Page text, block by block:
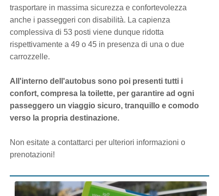
trasportare in massima sicurezza e confortevolezza
anche i passeggeri con disabilità. La capienza
complessiva di 53 posti viene dunque ridotta
rispettivamente a 49 o 45 in presenza di una o due
carrozzelle.
All'interno dell'autobus sono poi presenti tutti i
confort, compresa la toilette, per garantire ad ogni
passeggero un viaggio sicuro, tranquillo e comodo
verso la propria destinazione.
Non esitate a contattarci per ulteriori informazioni o
prenotazioni!